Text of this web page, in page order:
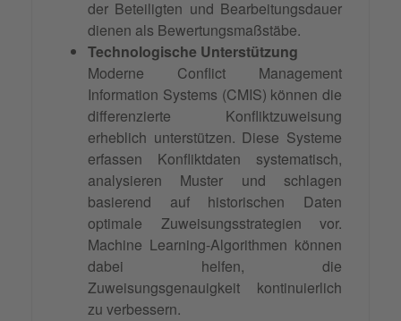
der Beteiligten und Bearbeitungsdauer
dienen als Bewertungsmaßstäbe.
Technologische Unterstützung
Moderne Conflict Management
Information Systems (CMIS) können die
differenzierte Konfliktzuweisung
erheblich unterstützen. Diese Systeme
erfassen Konfliktdaten systematisch,
analysieren Muster und schlagen
basierend auf historischen Daten
optimale Zuweisungsstrategien vor.
Machine Learning-Algorithmen können
dabei helfen, die
Zuweisungsgenauigkeit kontinuierlich
zu verbessern.